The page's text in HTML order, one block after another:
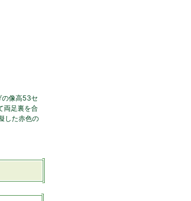
の像高53セ
両足裏を合
した赤色の